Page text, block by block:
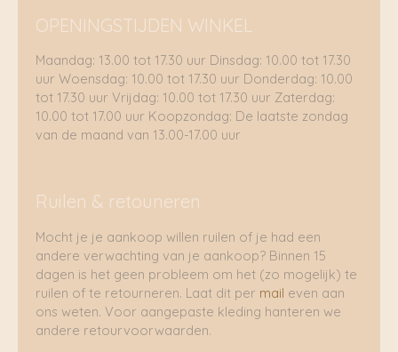
OPENINGSTIJDEN WINKEL
Maandag: 13.00 tot 17.30 uur Dinsdag: 10.00 tot 17.30
uur Woensdag: 10.00 tot 17.30 uur Donderdag: 10.00
tot 17.30 uur Vrijdag: 10.00 tot 17.30 uur Zaterdag:
10.00 tot 17.00 uur Koopzondag: De laatste zondag
van de maand van 13.00-17.00 uur
Ruilen & retouneren
Mocht je je aankoop willen ruilen of je had een
andere verwachting van je aankoop? Binnen 15
dagen is het geen probleem om het (zo mogelijk) te
ruilen of te retourneren. Laat dit per mail even aan
ons weten. Voor aangepaste kleding hanteren we
andere retourvoorwaarden.